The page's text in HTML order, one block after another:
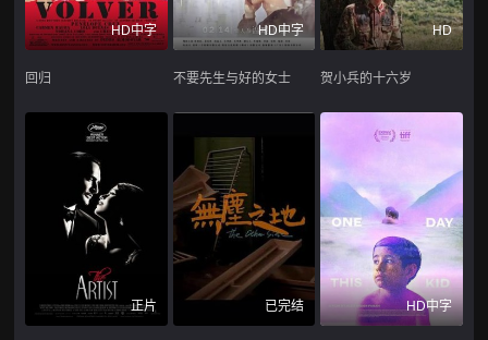
HD中字
回归
HD中字
不要先生与好的女士
HD
贺小兵的十六岁
正片 已完结 HD中字